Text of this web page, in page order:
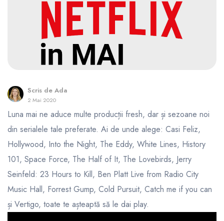
Scris de Ada
2 Mai 2020
Luna mai ne aduce multe producții fresh, dar și sezoane noi
din serialele tale preferate. Ai de unde alege: Casi Feliz,
Hollywood, Into the Night, The Eddy, White Lines, History
101, Space Force, The Half of It, The Lovebirds, Jerry
Seinfeld: 23 Hours to Kill, Ben Platt Live from Radio City
Music Hall, Forrest Gump, Cold Pursuit, Catch me if you can
și Vertigo, toate te așteaptă să le dai play.